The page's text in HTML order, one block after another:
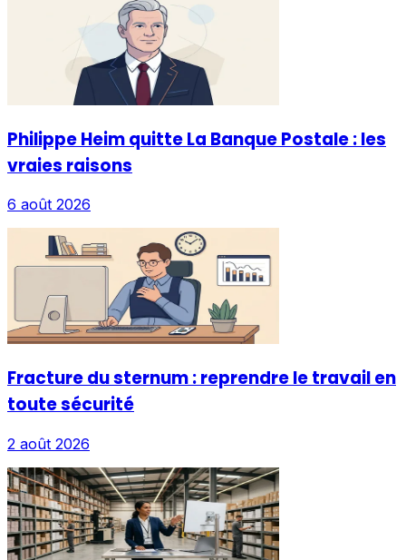
Philippe Heim quitte La Banque Postale : les
vraies raisons
6 août 2026
Fracture du sternum : reprendre le travail en
toute sécurité
2 août 2026